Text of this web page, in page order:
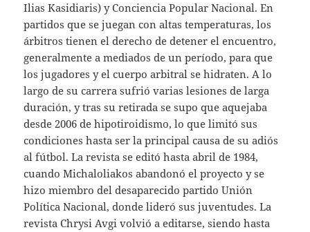
Ilias Kasidiaris) y Conciencia Popular Nacional. En
partidos que se juegan con altas temperaturas, los
árbitros tienen el derecho de detener el encuentro,
generalmente a mediados de un período, para que
los jugadores y el cuerpo arbitral se hidraten. A lo
largo de su carrera sufrió varias lesiones de larga
duración, y tras su retirada se supo que aquejaba
desde 2006 de hipotiroidismo, lo que limitó sus
condiciones hasta ser la principal causa de su adiós
al fútbol. La revista se editó hasta abril de 1984,
cuando Michaloliakos abandonó el proyecto y se
hizo miembro del desaparecido partido Unión
Política Nacional, donde lideró sus juventudes. La
revista Chrysi Avgi volvió a editarse, siendo hasta